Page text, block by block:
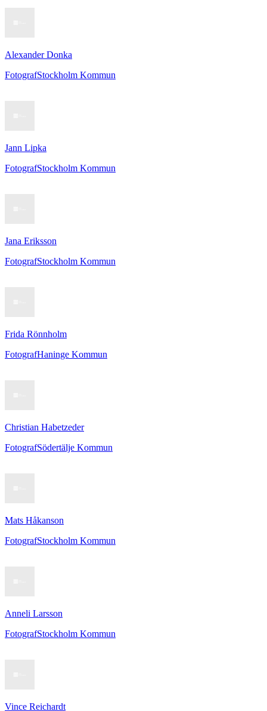
Alexander Donka
FotografStockholm Kommun
Jann Lipka
FotografStockholm Kommun
Jana Eriksson
FotografStockholm Kommun
Frida Rönnholm
FotografHaninge Kommun
Christian Habetzeder
FotografSödertälje Kommun
Mats Håkanson
FotografStockholm Kommun
Anneli Larsson
FotografStockholm Kommun
Vince Reichardt